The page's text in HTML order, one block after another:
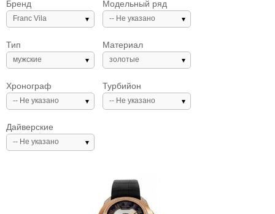
Franc Vila -- Не указано
Тип
мужские
Материал
золотые
Хронограф
-- Не указано
Турбийон
-- Не указано
Дайверские
-- Не указано